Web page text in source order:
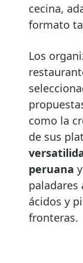
cecina,
formato
Los
como la
de sus
peruana
paladares
ácidos y
fronteras.